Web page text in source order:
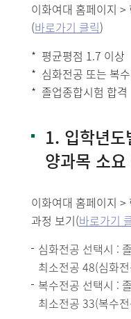
이화여대 홈페이지 >
(바로가기 클릭)
평균평점 1.7 이상
심화전공 또는 복
졸업종합시험 합격
1. 입학년
양과목 소
이화여대 홈페이지
과정 보기(바로가기
심화전공 선택시 :
최소전공 48(심화
복수전공 선택시 :
최소전공 33(복수